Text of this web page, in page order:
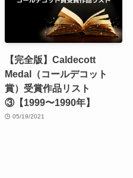
【完全版】Caldecott
Medal（コールデコット
賞）受賞作品リスト
③【1999〜1990年】
05/19/2021